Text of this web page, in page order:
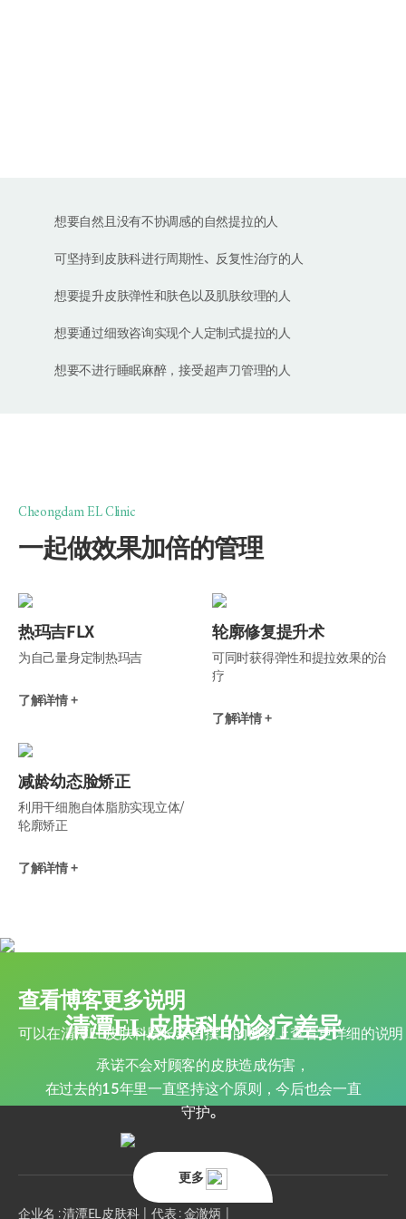
想要自然且没有不协调感的自然提拉的人
可坚持到皮肤科进行周期性、反复性治疗的人
想要提升皮肤弹性和肤色以及肌肤纹理的人
想要通过细致咨询实现个人定制式提拉的人
想要不进行睡眠麻醉，接受超声刀管理的人
Cheongdam EL Clinic
一起做效果加倍的管理
热玛吉FLX
为自己量身定制热玛吉
了解详情 +
轮廓修复提升术
可同时获得弹性和提拉效果的治
疗
了解详情 +
减龄幼态脸矫正
利用干细胞自体脂肪实现立体/
轮廓矫正
了解详情 +
清潭EL皮肤科的诊疗差异
承诺不会对顾客的皮肤造成伤害，
在过去的15年里一直坚持这个原则，今后也会一直
守护。
更多
查看博客更多说明
可以在清潭EL皮肤科院长亲自撰写的博客上查看更详细的说
企业名 : 清潭EL皮肤科 代表 : 金澈炳